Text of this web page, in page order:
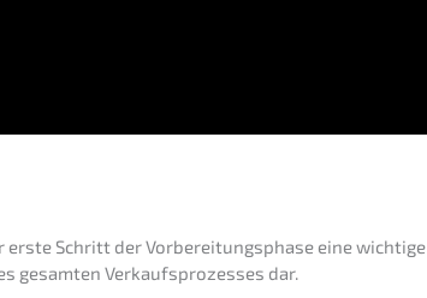
Schritt der Vorbe­rei­tungs­pha­se eine wichti­ge
gesam­ten Verkaufs­pro­zes­ses dar.